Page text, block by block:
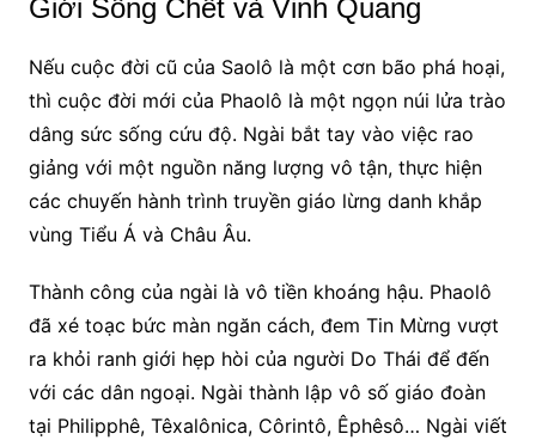
Giới Sống Chết và Vinh Quang
Nếu cuộc đời cũ của Saolô là một cơn bão phá hoại,
thì cuộc đời mới của Phaolô là một ngọn núi lửa trào
dâng sức sống cứu độ. Ngài bắt tay vào việc rao
giảng với một nguồn năng lượng vô tận, thực hiện
các chuyến hành trình truyền giáo lừng danh khắp
vùng Tiểu Á và Châu Âu.
Thành công của ngài là vô tiền khoáng hậu. Phaolô
đã xé toạc bức màn ngăn cách, đem Tin Mừng vượt
ra khỏi ranh giới hẹp hòi của người Do Thái để đến
với các dân ngoại. Ngài thành lập vô số giáo đoàn
tại Philipphê, Têxalônica, Côrintô, Êphêsô… Ngài viết